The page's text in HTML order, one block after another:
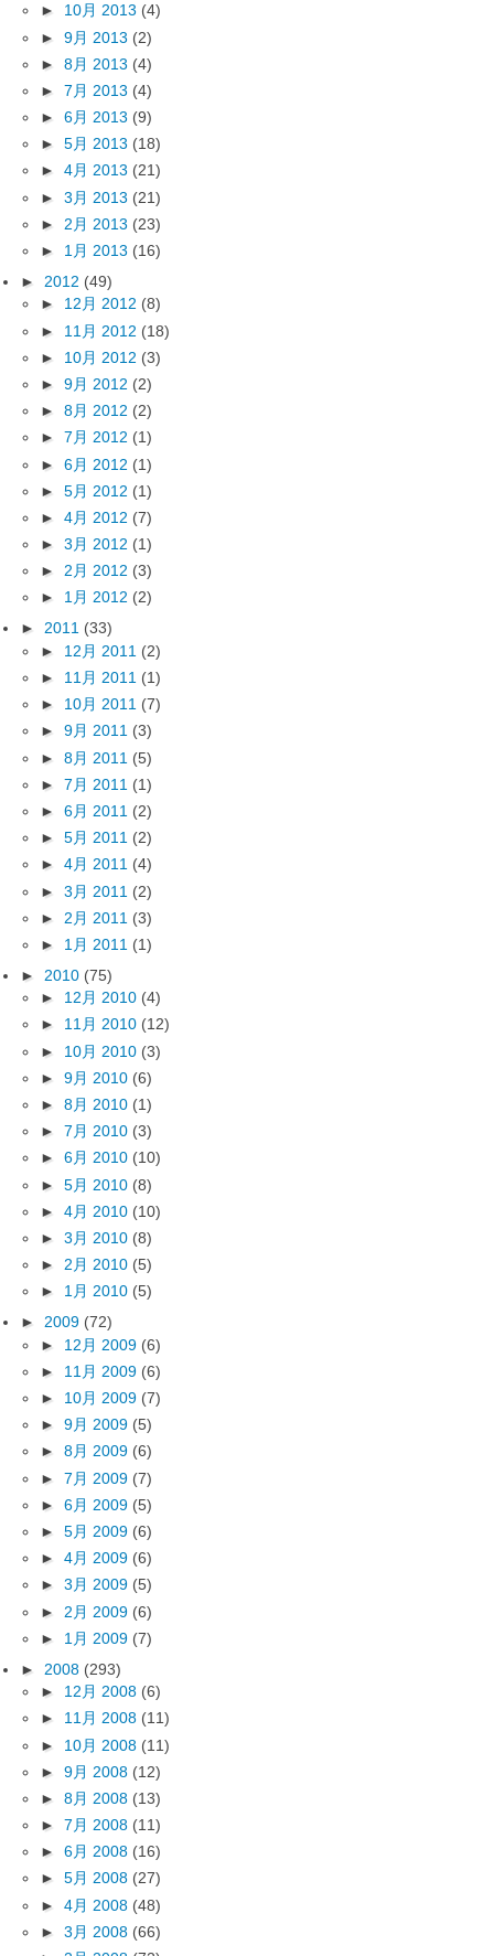
► 10月 2013 (4)
► 9月 2013 (2)
► 8月 2013 (4)
► 7月 2013 (4)
► 6月 2013 (9)
► 5月 2013 (18)
► 4月 2013 (21)
► 3月 2013 (21)
► 2月 2013 (23)
► 1月 2013 (16)
► 2012 (49)
► 12月 2012 (8)
► 11月 2012 (18)
► 10月 2012 (3)
► 9月 2012 (2)
► 8月 2012 (2)
► 7月 2012 (1)
► 6月 2012 (1)
► 5月 2012 (1)
► 4月 2012 (7)
► 3月 2012 (1)
► 2月 2012 (3)
► 1月 2012 (2)
► 2011 (33)
► 12月 2011 (2)
► 11月 2011 (1)
► 10月 2011 (7)
► 9月 2011 (3)
► 8月 2011 (5)
► 7月 2011 (1)
► 6月 2011 (2)
► 5月 2011 (2)
► 4月 2011 (4)
► 3月 2011 (2)
► 2月 2011 (3)
► 1月 2011 (1)
► 2010 (75)
► 12月 2010 (4)
► 11月 2010 (12)
► 10月 2010 (3)
► 9月 2010 (6)
► 8月 2010 (1)
► 7月 2010 (3)
► 6月 2010 (10)
► 5月 2010 (8)
► 4月 2010 (10)
► 3月 2010 (8)
► 2月 2010 (5)
► 1月 2010 (5)
► 2009 (72)
► 12月 2009 (6)
► 11月 2009 (6)
► 10月 2009 (7)
► 9月 2009 (5)
► 8月 2009 (6)
► 7月 2009 (7)
► 6月 2009 (5)
► 5月 2009 (6)
► 4月 2009 (6)
► 3月 2009 (5)
► 2月 2009 (6)
► 1月 2009 (7)
► 2008 (293)
► 12月 2008 (6)
► 11月 2008 (11)
► 10月 2008 (11)
► 9月 2008 (12)
► 8月 2008 (13)
► 7月 2008 (11)
► 6月 2008 (16)
► 5月 2008 (27)
► 4月 2008 (48)
► 3月 2008 (66)